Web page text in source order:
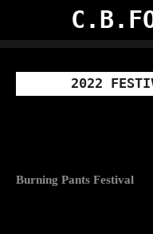
Hauptinhalt
2022
Burning Pants Festival